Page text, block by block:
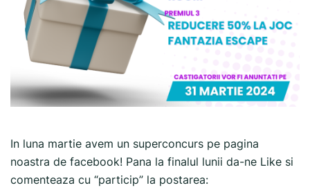
In luna martie avem un superconcurs pe pagina
noastra de facebook! Pana la finalul lunii da-ne Like si
comenteaza cu “particip” la postarea: